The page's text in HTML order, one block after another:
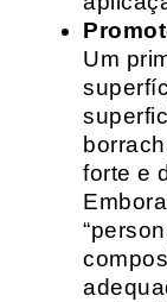
Um
forte e